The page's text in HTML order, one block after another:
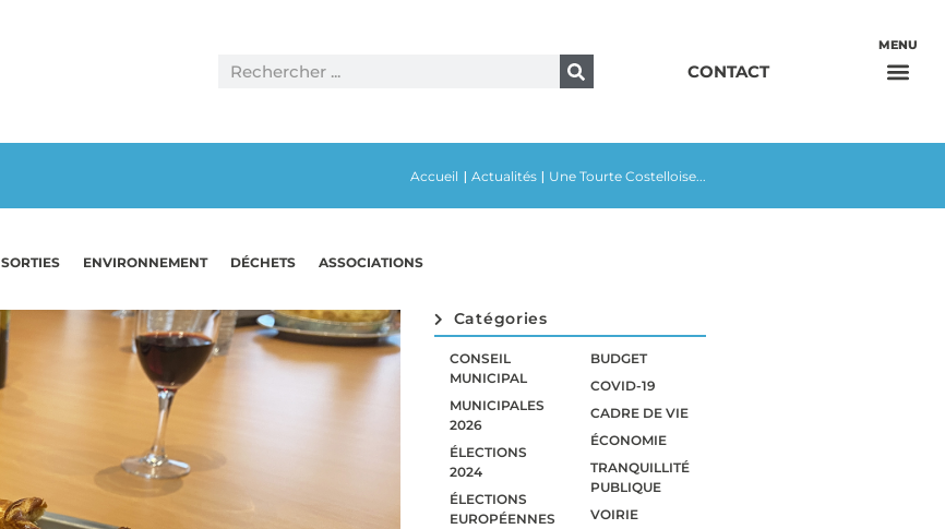
CONTACT
Accueil Actualités Une Tourte Costelloise...
SORTIES ENVIRONNEMENT DÉCHETS ASSOCIATIONS
Catégories
CONSEIL
MUNICIPAL
MUNICIPALES
2026
ÉLECTIONS
2024
ÉLECTIONS
EUROPÉENNES
BUDGET
COVID-19
CADRE DE VIE
ÉCONOMIE
TRANQUILLITÉ
PUBLIQUE
VOIRIE